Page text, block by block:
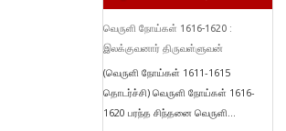
வெருளி நோய்கள் 1616-1620 :
இலக்குவனார் திருவள்ளுவன்
(வெருளி நோய்கள் 1611-1615
தொடர்ச்சி) வெருளி நோய்கள் 1616-
1620 பரந்த சிந்தனை வெருளி...